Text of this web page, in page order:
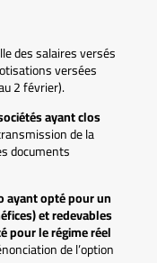
des salaires versés
versées
2 février).
ayant clos
de la
documents
ayant opté pour un
et redevables
pour le régime réel
de l’option